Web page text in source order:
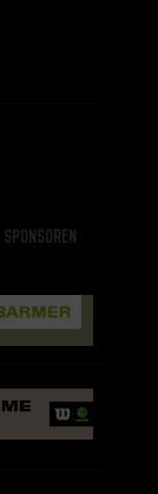
Sponsoren